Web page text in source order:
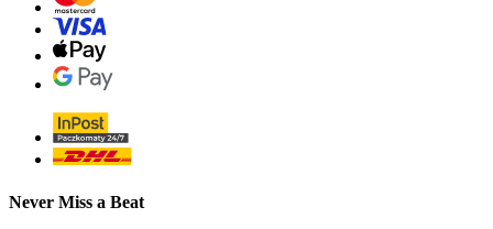
Never Miss a Beat